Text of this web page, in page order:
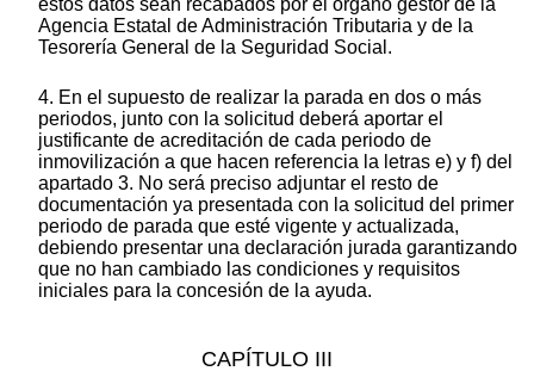
Agencia Estatal de Administración Tributaria y de la
Tesorería General de la Seguridad Social.
4. En el supuesto de realizar la parada en dos o más
periodos, junto con la solicitud deberá aportar el
justificante de acreditación de cada periodo de
inmovilización a que hacen referencia la letras e) y f) del
apartado 3. No será preciso adjuntar el resto de
documentación ya presentada con la solicitud del primer
periodo de parada que esté vigente y actualizada,
debiendo presentar una declaración jurada garantizando
que no han cambiado las condiciones y requisitos
iniciales para la concesión de la ayuda.
CAPÍTULO III